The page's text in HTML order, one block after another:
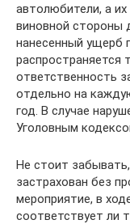
автолюбители, а
виновной стороны
нанесенный ущерб
распространяется
ответственность
отдельно на
год. В случае
Уголовным
Не стоит
застрахован без
мероприятие, в
соответствует ли